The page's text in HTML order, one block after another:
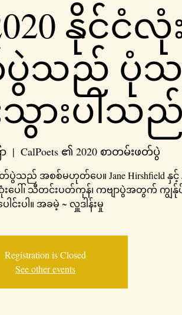
နိုင်ငံ
သည် ပုံသ
ားပါသ
  |
CalPoets ၏ 2020 စာတမ်းဖတ်ပွဲ
ပွဲသည် အစစ်မဟုတ်ပေ။ Jane Hirshfield နှင့်
းပေါ်၊ သီတင်းပတ်ကုန်၊ ကဗျာပွဲအတွက် ကျွ
ေါင်းပါ။ အခမဲ့ ~ လှူဒါန်းမှု
Registration is Closed
See other events